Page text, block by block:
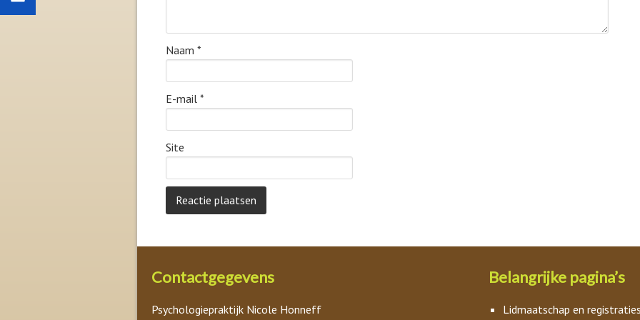
Naam *
E-mail *
Site
Contactgegevens
Psychologiepraktijk Nicole Honneff
Belangrijke pagina’s
Lidmaatschap en